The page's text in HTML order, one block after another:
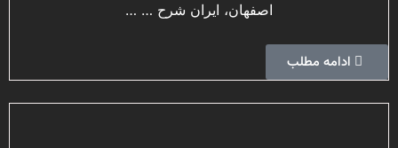
اصفهان، ايران شرح … …
مطلب